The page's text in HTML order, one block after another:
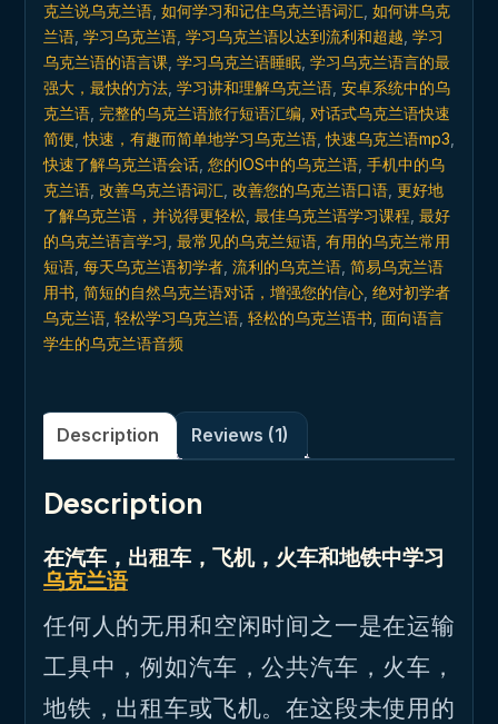
克兰说乌克兰语 如何学习和记住乌克兰语词汇 如何讲乌克
兰语 学习乌克兰语 学习乌克兰语以达到流利和超越 学习
乌克兰语的语言课 学习乌克兰语睡眠 学习乌克兰语言的最
强大，最快的方法 学习讲和理解乌克兰语 安卓系统中的乌
克兰语 完整的乌克兰语旅行短语汇编 对话式乌克兰语快速
简便 ,快速，有趣而简单地学习乌克兰语 ,快速乌克兰语mp3
快速了解乌克兰语会话 您的IOS中的乌克兰语 手机中的乌
克兰语 改善乌克兰语词汇 改善您的乌克兰语口语 更好地
了解乌克兰语，并说得更轻松 最佳乌克兰语学习课程 最好
的乌克兰语言学习 最常见的乌克兰短语 有用的乌克兰常用
短语 每天乌克兰语初学者 流利的乌克兰语 简易乌克兰语
用书 简短的自然乌克兰语对话，增强您的信心 绝对初学者
乌克兰语 轻松学习乌克兰语 轻松的乌克兰语书 面向语言
学生的乌克兰语音频
Description Reviews (1)
Description
在汽车，出租车，飞机，火车和地铁中学习
乌克兰语
任何人的无用和空闲时间之一是在运输
工具中，例如汽车，公共汽车，火车，
地铁，出租车或飞机。在这段未使用的